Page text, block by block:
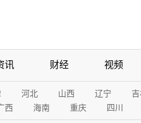
讯 财经 视频
河北 山西 辽宁
西 海南 重庆 四川